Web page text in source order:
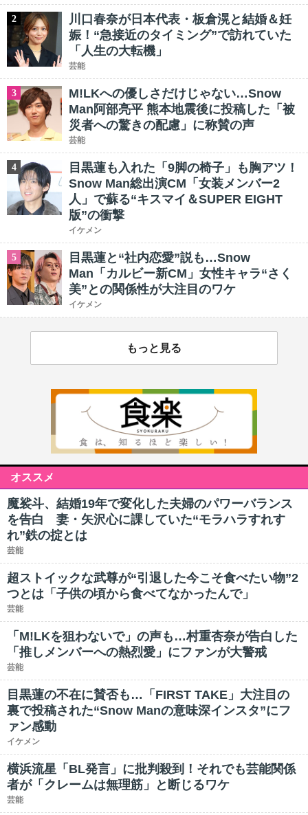
2
川口春奈が日本代表・板倉滉と結婚＆妊
娠！“急接近のタイミング”で訪れていた
「人生の大転機」
芸能
3
M!LKへの優しさだけじゃない…Snow
Man阿部亮平 熊本地震後に投稿した「被
災者への驚きの配慮」に称賛の声
芸能
4
目黒蓮も入れた「9脚の椅子」も胸アツ！
Snow Man総出演CM「女装メンバー2
人」で蘇る“キスマイ＆SUPER EIGHT
版”の衝撃
イケメン
5
目黒蓮と“社内恋愛”説も…Snow
Man「カルビー新CM」女性キャラ“さく
美”との関係性が大注目のワケ
イケメン
もっと見る
オススメ
魔裟斗、結婚19年で変化した夫婦のパワーバランス
を告白 妻・矢沢心に課していた“モラハラすれす
れ”鉄の掟とは
芸能
超ストイックな武尊が“引退した今こそ食べたい物”2
つとは「子供の頃から食べてなかったんで」
芸能
「M!LKを狙わないで」の声も…村重杏奈が告白した
「推しメンバーへの熱烈愛」にファンが大警戒
芸能
目黒蓮の不在に賛否も…「FIRST TAKE」大注目の
裏で投稿された“Snow Manの意味深インスタ”にフ
ァン感動
イケメン
横浜流星「BL発言」に批判殺到！それでも芸能関係
者が「クレームは無理筋」と断じるワケ
芸能